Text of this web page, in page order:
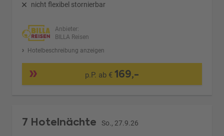
nicht flexibel stornierbar
Anbieter:
BILLA Reisen
Hotelbeschreibung anzeigen
p.P. ab € 169,-
7 Hotelnächte So., 27.9.26